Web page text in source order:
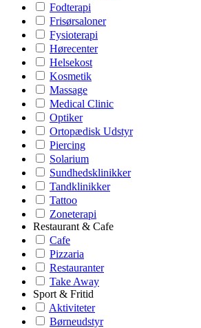
Fodterapi
Frisørsaloner
Fysioterapi
Hørecenter
Helsekost
Kosmetik
Massage
Medical Clinic
Optiker
Ortopædisk Udstyr
Piercing
Solarium
Sundhedsklinikker
Tandklinikker
Tattoo
Zoneterapi
Restaurant & Cafe
Cafe
Pizzaria
Restauranter
Take Away
Sport & Fritid
Aktiviteter
Børneudstyr